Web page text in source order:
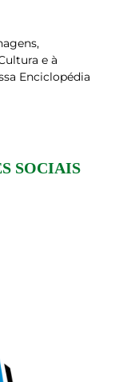
e à
Enciclopédia
SOCIAIS